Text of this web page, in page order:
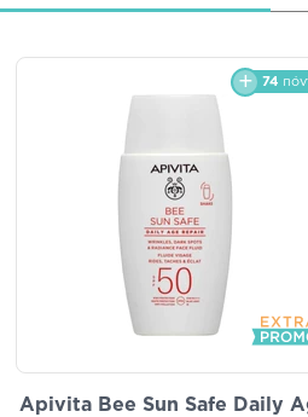
74
Apivita Bee Sun Safe Daily